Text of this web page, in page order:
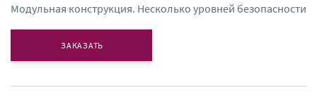
Модульная конструкция. Несколько уровней безопасности
ЗАКАЗАТЬ